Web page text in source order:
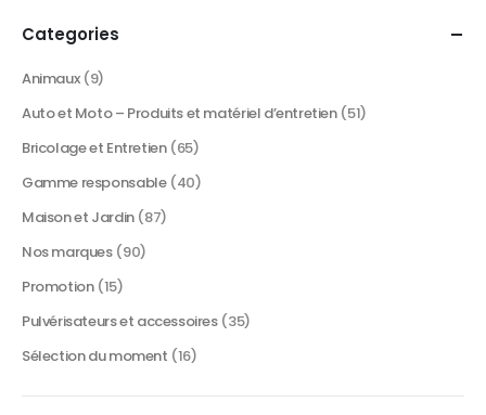
choisies
page
Categories
Animaux (9)
Auto et Moto – Produits et matériel d’entretien (51)
Bricolage et Entretien (65)
Gamme responsable (40)
Maison et Jardin (87)
Nos marques (90)
Promotion (15)
Pulvérisateurs et accessoires (35)
Sélection du moment (16)